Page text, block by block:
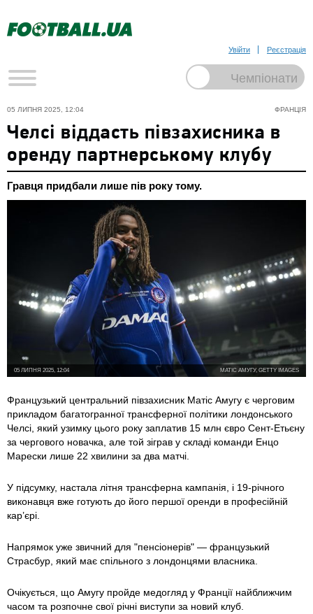
Увійти Реєстрація
ФРАНЦІЯ
05 ЛИПНЯ 2025, 12:04
Челсі віддасть півзахисника в
оренду партнерському клубу
Гравця придбали лише пів року тому.
МАТІС АМУГУ, GETTY IMAGES
05 ЛИПНЯ 2025, 12:04
Французький центральний півзахисник Матіс Амугу є черговим
прикладом багатогранної трансферної політики лондонського
Челсі, який узимку цього року заплатив 15 млн євро Сент-Етьєну
за чергового новачка, але той зіграв у складі команди Енцо
Марески лише 22 хвилини за два матчі.
У підсумку, настала літня трансферна кампанія, і 19-річного
виконавця вже готують до його першої оренди в професійній
кар’єрі.
Напрямок уже звичний для "пенсіонерів" — французький
Страсбур, який має спільного з лондонцями власника.
Очікується, що Амугу пройде медогляд у Франції найближчим
часом та розпочне свої річні виступи за новий клуб.